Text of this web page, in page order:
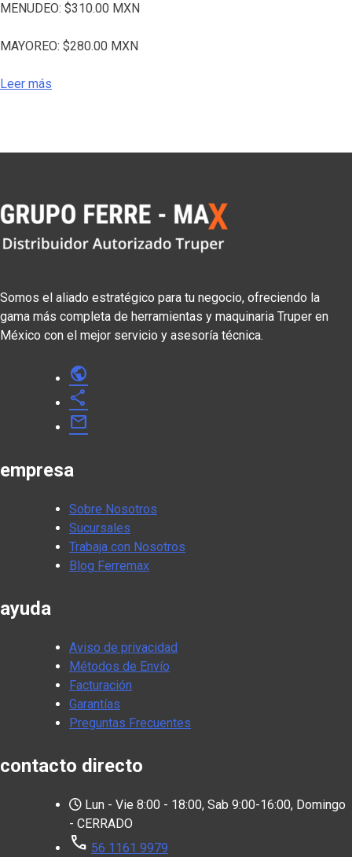
MENUDEO: $310.00 MXN
MAYOREO: $280.00 MXN
Leer más
Somos el aliado estratégico para tu negocio, ofreciendo la
gama más completa de herramientas y maquinaria Truper en
México con el mejor servicio y asesoría técnica.
public
share
mail
empresa
Sobre Nosotros
Sucursales
Trabaja con Nosotros
Blog Ferremax
ayuda
Aviso de privacidad
Métodos de Envío
Facturación
Garantías
Preguntas Frecuentes
contacto directo
Lun - Vie 8:00 - 18:00, Sab 9:00-16:00, Domingo
- CERRADO
call 56 1161 9979